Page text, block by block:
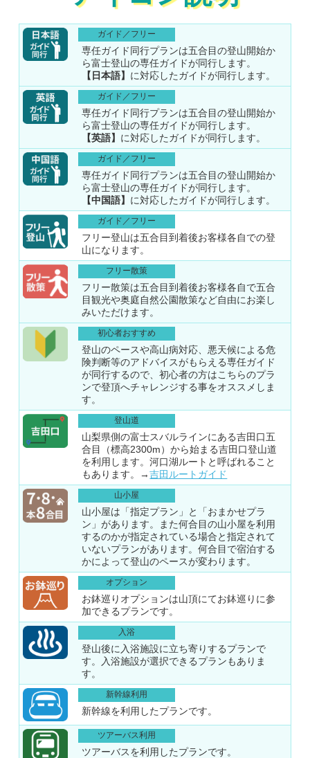
ガイド／フリー
専任ガイド同行プランは五合目の登山開始か
ら富士登山の専任ガイドが同行します。
【日本語】 に対応したガイドが同行します。
ガイド／フリー
専任ガイド同行プランは五合目の登山開始か
ら富士登山の専任ガイドが同行します。
【英語】 に対応したガイドが同行します。
ガイド／フリー
専任ガイド同行プランは五合目の登山開始か
ら富士登山の専任ガイドが同行します。
【中国語】 に対応したガイドが同行します。
ガイド／フリー
フリー登山は五合目到着後お客様各自での登
山になります。
フリー散策
フリー散策は五合目到着後お客様各自で五合
目観光や奥庭自然公園散策など自由にお楽し
みいただけます。
初心者おすすめ
登山のペースや高山病対応、悪天候による危
険判断等のアドバイスがもらえる専任ガイド
が同行するので、初心者の方はこちらのプラ
ンで登頂へチャレンジする事をオススメしま
す。
登山道
山梨県側の富士スバルラインにある吉田口五
合目（標高2300m）から始まる吉田口登山道
を利用します。河口湖ルートと呼ばれること
もあります。→吉田ルートガイド
山小屋
山小屋は「指定プラン」と「おまかせプラ
ン」があります。また何合目の山小屋を利用
するのかが指定されている場合と指定されて
いないプランがあります。何合目で宿泊する
かによって登山のペースが変わります。
オプション
お鉢巡りオプションは山頂にてお鉢巡りに参
加できるプランです。
入浴
登山後に入浴施設に立ち寄りするプランで
す。入浴施設が選択できるプランもありま
す。
新幹線利用
新幹線を利用したプランです。
ツアーバス利用
ツアーバスを利用したプランです。